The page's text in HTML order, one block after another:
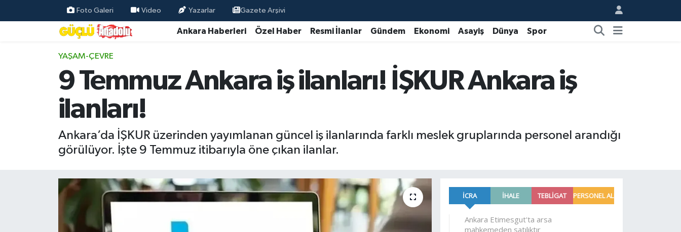
Foto Galeri Video Yazarlar Gazete Arşivi
Ankara Haberleri Özel Haber Resmi İlanlar Gündem Ekonomi Asayiş Dünya Spor
YAŞAM-ÇEVRE
9 Temmuz Ankara iş ilanları! İŞKUR Ankara iş
ilanları!
Ankara’da İŞKUR üzerinden yayımlanan güncel iş ilanlarında farklı meslek gruplarında personel arandığı
görülüyor. İşte 9 Temmuz itibarıyla öne çıkan ilanlar.
Özel Haber
Resmi İlanlar
Gündem